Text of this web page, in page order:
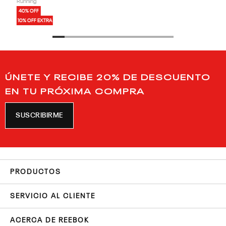
Running
40% OFF
10% OFF EXTRA
ÚNETE Y RECIBE 20% DE DESCUENTO
EN TU PRÓXIMA COMPRA
SUSCRIBIRME
PRODUCTOS
SERVICIO AL CLIENTE
ACERCA DE REEBOK